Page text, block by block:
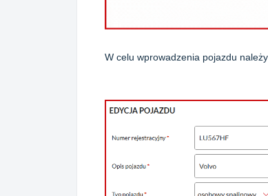
W celu wprowadzenia pojazdu